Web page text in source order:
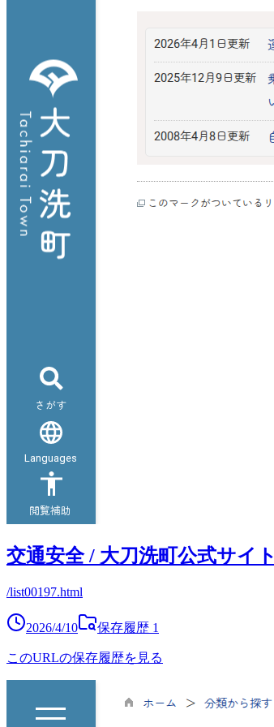
交通安全 / 大刀洗町公式サイト
/list00197.html
2026/4/10 保存履歴 1
このURLの保存履歴を見る